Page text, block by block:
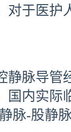
对于医护
脉导管
国内实际
脉-股静